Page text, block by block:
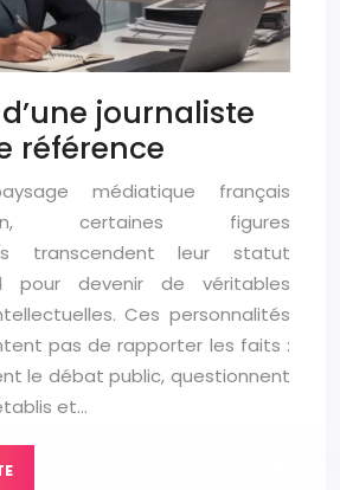
journaliste
référence
médiatique français
certaines figures
transcendent leur statut
pour devenir de véritables
Ces personnalités
pas de rapporter les faits :
le débat public, questionnent
et…